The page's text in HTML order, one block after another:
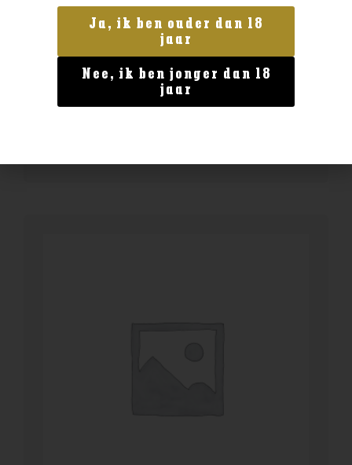
Geen categorie
Enate 234 Chardonnay Magnum
29,99
Ja, ik ben ouder dan 18
jaar
Nee, ik ben jonger dan 18
jaar